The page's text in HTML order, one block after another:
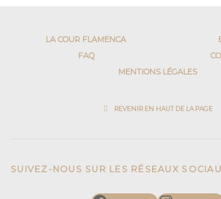
LA COUR FLAMENCA
FAQ
MENTIONS LÉGALES
REVENIR EN HAUT DE LA PAGE
SUIVEZ-NOUS SUR LES RÉSEAUX